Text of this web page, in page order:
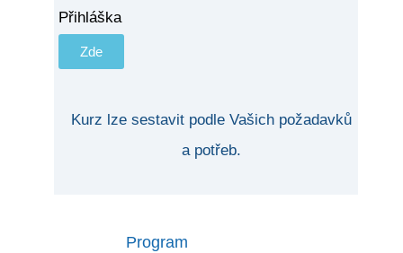
Přihláška
Zde
Kurz lze sestavit podle Vašich požadavků
a potřeb.
Program